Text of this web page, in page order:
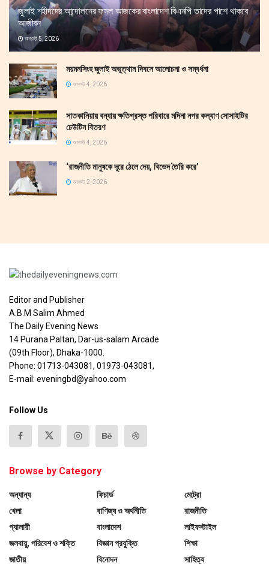
জুলাই শহীদদের আন্দোলনের ফসল আজকের বাংলাদেশ বিএনপি তাদের পাশে থাকবে
আজীবন
আগস্ট 5, 2026
ময়মনসিংহ জুলাই অভুত্থান দিবসে আলোচনা ও সম্বর্ধনা
আগস্ট 4, 2026
সাতকানিয়ায় বন্যায় ক্ষতিগ্রস্ত পরিবারে মদিনা নগর কল্যাণ সোসাইটির
ঢেউটিন বিতরণ
আগস্ট 4, 2026
‘রাজনীতি মানুষকে দূরে ঠেলে দেয়, বিভেদ তৈরি করে’
আগস্ট 2, 2026
Editor and Publisher
A.B.M Salim Ahmed
The Daily Evening News
14 Purana Paltan, Dar-us-salam Arcade
(09th Floor), Dhaka-1000.
Phone: 01713-043081, 01973-043081,
E-mail: eveningbd@yahoo.com
Follow Us
Browse by Category
অন্যান্য
খেলা
গ্যালারী
জলবায়ু, পরিবেশ ও শক্তি
জাতীয়
ফিচার্ড
বাণিজ্য ও অর্থনীতি
বাংলাদেশ
বিজ্ঞান প্রযুক্তি
বিনোদন
মেট্রো
রাজনীতি
লাইফস্টাইল
শিক্ষা
সাহিত্য